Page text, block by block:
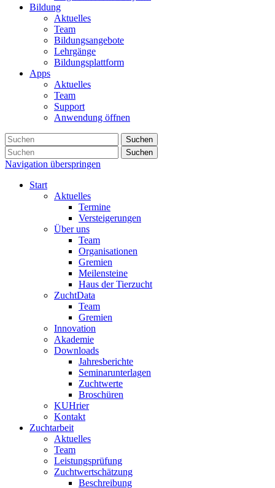
Bildung
Aktuelles
Team
Bildungsangebote
Lehrgänge
Bildungsplattform
Apps
Aktuelles
Team
Support
Anwendung öffnen
Suchen
Suchen
Navigation überspringen
Start
Aktuelles
Termine
Versteigerungen
Über uns
Team
Organisationen
Gremien
Meilensteine
Haus der Tierzucht
ZuchtData
Team
Gremien
Innovation
Akademie
Downloads
Jahresberichte
Seminarunterlagen
Zuchtwerte
Broschüren
KUHrier
Kontakt
Zuchtarbeit
Aktuelles
Team
Leistungsprüfung
Zuchtwertschätzung
Beschreibung